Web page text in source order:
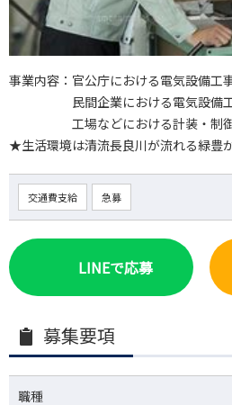
事業内容：官公庁における電気設備工
民間企業における電気設備工
工場などにおける計装・制御
★生活環境は清流長良川が流れる緑豊
交通費支給 急募
LINEで応募
募集要項
職種